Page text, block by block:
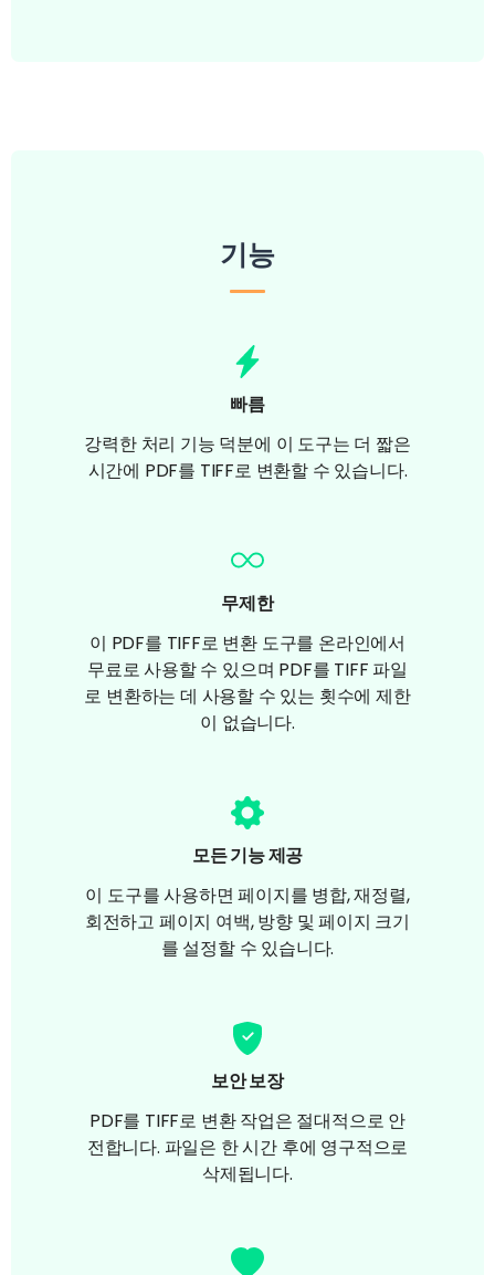
기능
빠름
강력한 처리 기능 덕분에 이 도구는 더 짧은
시간에 PDF를 TIFF로 변환할 수 있습니다.
무제한
이 PDF를 TIFF로 변환 도구를 온라인에서
무료로 사용할 수 있으며 PDF를 TIFF 파일
로 변환하는 데 사용할 수 있는 횟수에 제한
이 없습니다.
모든 기능 제공
이 도구를 사용하면 페이지를 병합, 재정렬,
회전하고 페이지 여백, 방향 및 페이지 크기
를 설정할 수 있습니다.
보안 보장
PDF를 TIFF로 변환 작업은 절대적으로 안
전합니다. 파일은 한 시간 후에 영구적으로
삭제됩니다.